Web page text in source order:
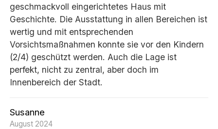
geschmackvoll eingerichtetes Haus mit
Geschichte. Die Ausstattung in allen Bereichen ist
wertig und mit entsprechenden
Vorsichtsmaßnahmen konnte sie vor den Kindern
(2/4) geschützt werden. Auch die Lage ist
perfekt, nicht zu zentral, aber doch im
Innenbereich der Stadt.
Susanne
August 2024